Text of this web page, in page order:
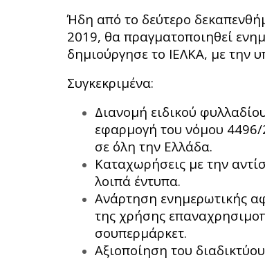
Ήδη από το δεύτερο
2019, θα πραγματοποιηθεί
δημιούργησε το ΙΕΛΚΑ, με την
Συγκεκριμένα:
Διανομή ειδικού
εφαρμογή του νόμου
σε όλη την Ελλάδα.
Καταχωρήσεις με την
λοιπά έντυπα.
Ανάρτηση ενημερωτικής
της χρήσης
σουπερμάρκετ.
Αξιοποίηση του